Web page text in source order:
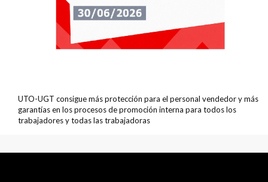
UTO-UGT consigue más protección para el personal vendedor y más
garantías en los procesos de promoción interna para todos los
trabajadores y todas las trabajadoras